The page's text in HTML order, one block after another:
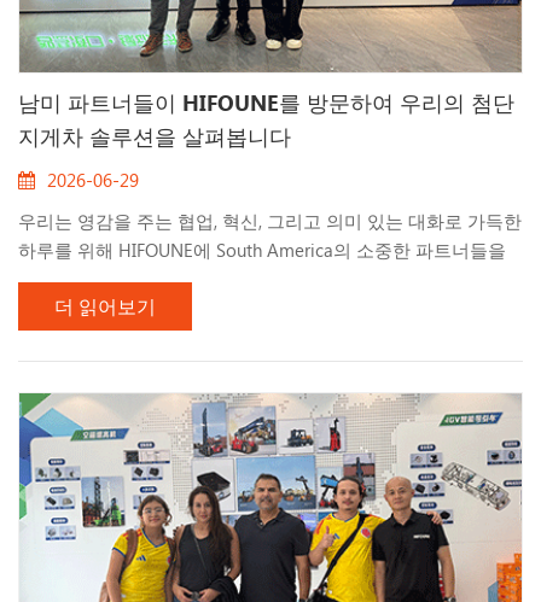
남미 파트너들이 HIFOUNE를 방문하여 우리의 첨단
지게차 솔루션을 살펴봅니다
2026-06-29
우리는 영감을 주는 협업, 혁신, 그리고 의미 있는 대화로 가득한
하루를 위해 HIFOUNE에 South America의 소중한 파트너들을
맞이하게 되어 매우 기뻤습니다. 방문은 현대적인 제조 시설과
부품 센터를 둘러보는 가이드 투어로 시작되었으며, 그곳에서
우리 고객들은 HIFOUNE의 첨단 생산 역량, 엄격한 품질 기준,
그리고 포괄적인 애프터서비스 지원에 대한 직접적인 통찰을 얻
었습니다. 정품 부품의 안정적인 공급은 장기적인 고객 성공의
기반이며, 우리는 이러한 약속을 전 세계에 제공하게 되어 자랑
스럽습니다. 이번 방문의 하이라이트 중 하나는 장비 실연이었
습니다. 우리 파트너들은 직접 기계를 조작해 볼 기회를 가졌으
며, HIFOUNE 장비를 특징짓는 뛰어난 성능, 정밀도, 작업자 편의
성, 그리고 신뢰성...
더 읽어보기